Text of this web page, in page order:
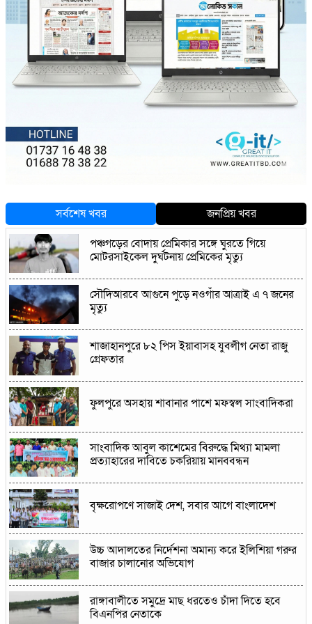
সর্বশেষ খবর
জনপ্রিয় খবর
পঞ্চগড়ের বোদায় প্রেমিকার সঙ্গে ঘুরতে গিয়ে
মোটরসাইকেল দুর্ঘটনায় প্রেমিকের মৃত্যু
সৌদিআরবে আগুনে পুড়ে নওগাঁর আত্রাই এ ৭ জনের
মৃত্যু
শাজাহানপুরে ৮২ পিস ইয়াবাসহ যুবলীগ নেতা রাজু
গ্রেফতার
ফুলপুরে অসহায় শাবানার পাশে মফস্বল সাংবাদিকরা
সাংবাদিক আবুল কাশেমের বিরুদ্ধে মিথ্যা মামলা
প্রত্যাহারের দাবিতে চকরিয়ায় মানববন্ধন
বৃক্ষরোপণে সাজাই দেশ, সবার আগে বাংলাদেশ
উচ্চ আদালতের নির্দেশনা অমান্য করে ইলিশিয়া গরুর
বাজার চালানোর অভিযোগ
রাঙ্গাবালী‌তে সমু‌দ্রে মাছ ধরতেও চাঁদা দি‌তে হ‌বে
বিএনপির নেতাকে